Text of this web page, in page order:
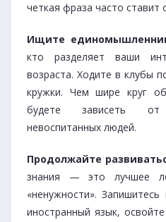
четкая фраза часто ставит
Ищите
кто разделяет ваши
возраста. Ходите в клубы
кружки. Чем шире круг
будете зависеть
невоспитанных людей.
Продолжайте
знания — это лучшее
«ненужности».
иностранный язык,